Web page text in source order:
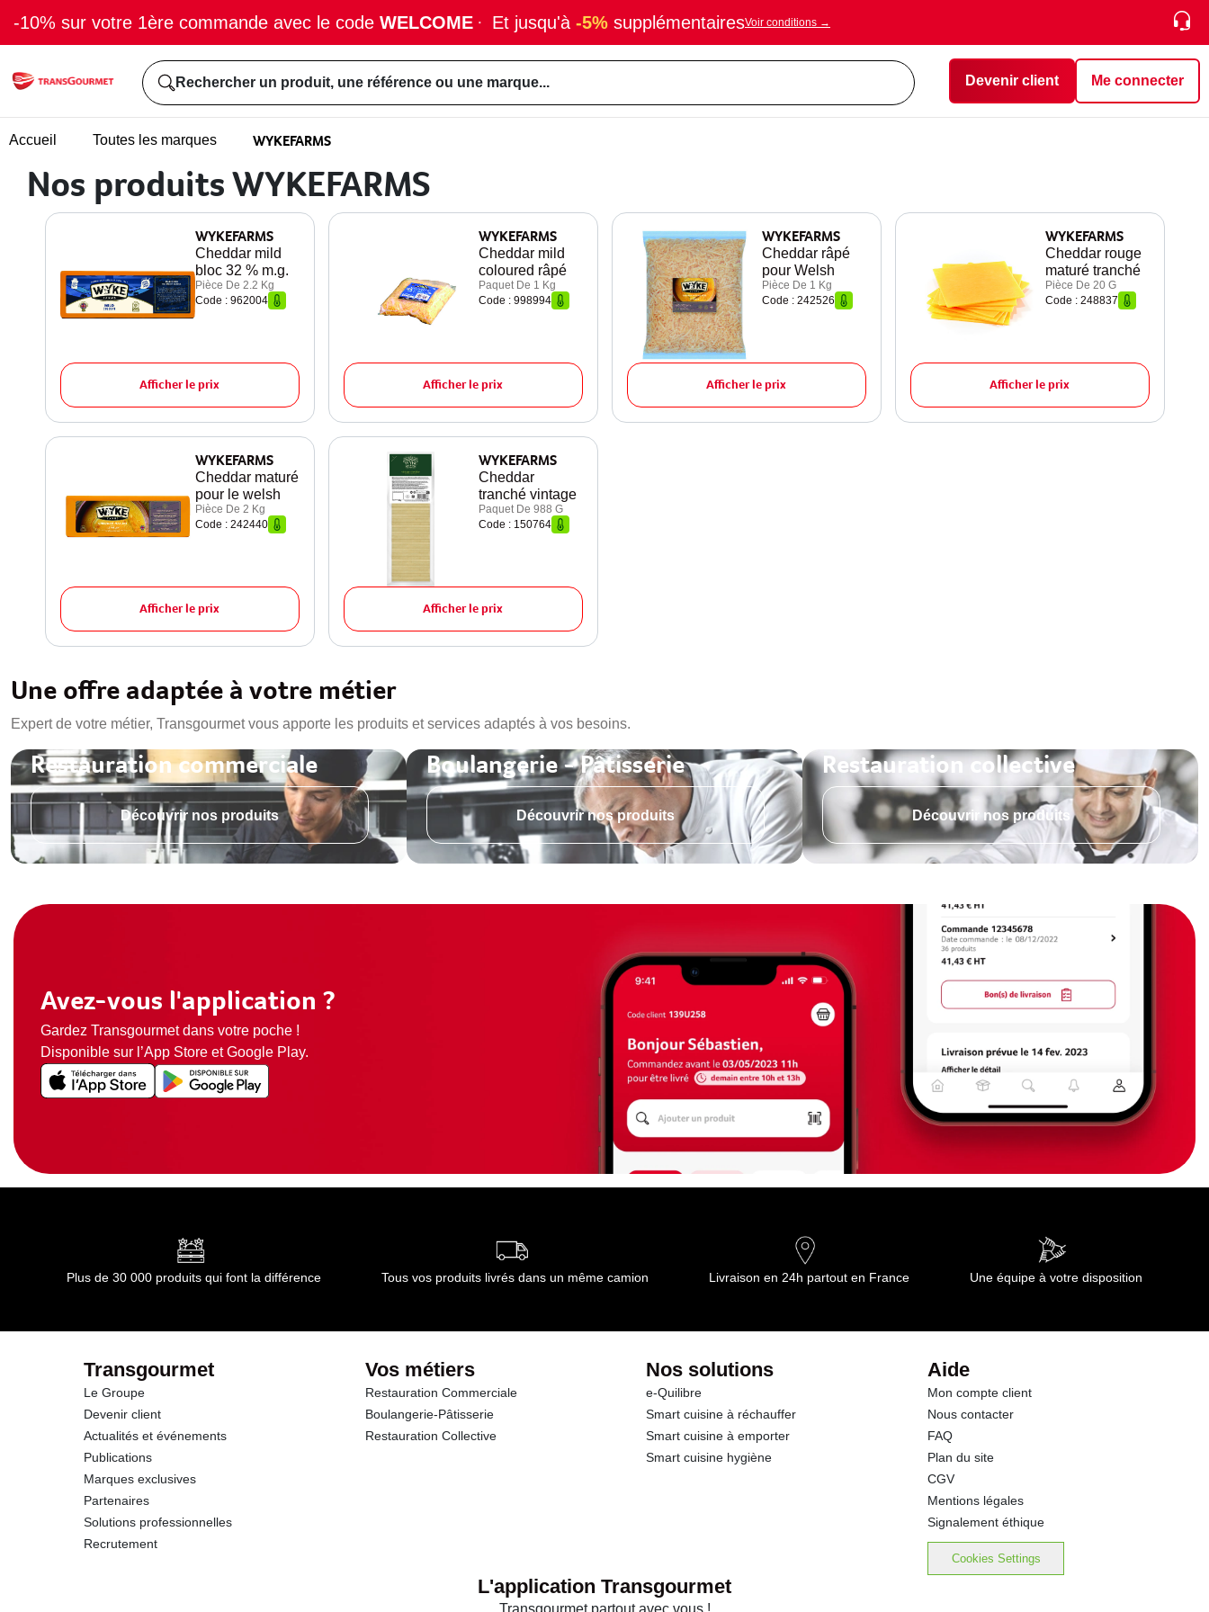
-10% sur votre 1ère commande avec le code WELCOME · Et jusqu'à -5% supplémentairesVoir conditions →
Rechercher un produit, une référence ou une marque... Devenir client Me connecter
Accueil Toutes les marques WYKEFARMS
Nos produits WYKEFARMS
WYKEFARMS
Cheddar mild
bloc 32 % m.g.
Pièce De 2.2 Kg
Code : 962004
Afficher le prix
WYKEFARMS
Cheddar mild
coloured râpé
Paquet De 1 Kg
Code : 998994
Afficher le prix
WYKEFARMS
Cheddar râpé
pour Welsh
Pièce De 1 Kg
Code : 242526
Afficher le prix
WYKEFARMS
Cheddar rouge
maturé tranché
Pièce De 20 G
Code : 248837
Afficher le prix
WYKEFARMS
Cheddar maturé
pour le welsh
Pièce De 2 Kg
Code : 242440
Afficher le prix
WYKEFARMS
Cheddar
tranché vintage
Paquet De 988 G
Code : 150764
Afficher le prix
Une offre adaptée à votre métier
Expert de votre métier, Transgourmet vous apporte les produits et services adaptés à vos besoins.
Restauration commerciale
Découvrir nos produits
Boulangerie - Pâtisserie
Découvrir nos produits
Restauration collective
Découvrir nos produits
Avez-vous l'application ?
Gardez Transgourmet dans votre poche !
Disponible sur l’App Store et Google Play.
Plus de 30 000 produits qui font la différence Tous vos produits livrés dans un même camion Livraison en 24h partout en France Une équipe à votre disposition
Transgourmet
Le Groupe
Devenir client
Actualités et événements
Publications
Marques exclusives
Partenaires
Solutions professionnelles
Recrutement
Vos métiers
Restauration Commerciale
Boulangerie-Pâtisserie
Restauration Collective
Nos solutions
e-Quilibre
Smart cuisine à réchauffer
Smart cuisine à emporter
Smart cuisine hygiène
Aide
Mon compte client
Nous contacter
FAQ
Plan du site
CGV
Mentions légales
Signalement éthique
Cookies Settings
L'application Transgourmet